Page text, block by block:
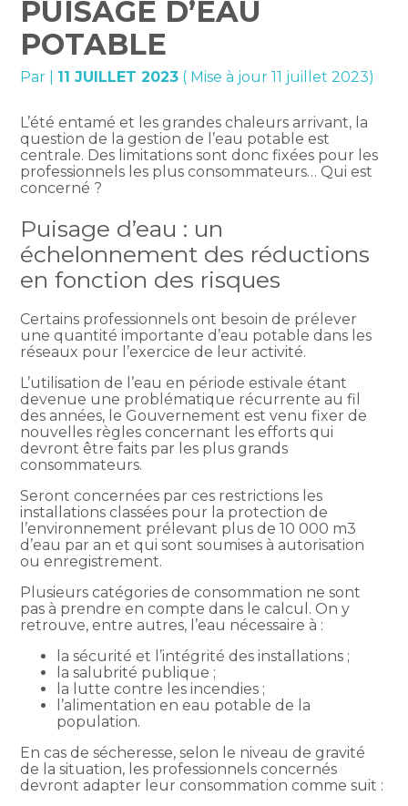
PUISAGE D’EAU
POTABLE
Par 11 JUILLET 2023 ( Mise à jour 11 juillet 2023)
L’été entamé et les grandes chaleurs arrivant, la
question de la gestion de l’eau potable est
centrale. Des limitations sont donc fixées pour les
professionnels les plus consommateurs… Qui est
concerné ?
Puisage d’eau : un
échelonnement des réductions
en fonction des risques
Certains professionnels ont besoin de prélever
une quantité importante d’eau potable dans les
réseaux pour l’exercice de leur activité.
L’utilisation de l’eau en période estivale étant
devenue une problématique récurrente au fil
des années, le Gouvernement est venu fixer de
nouvelles règles concernant les efforts qui
devront être faits par les plus grands
consommateurs.
Seront concernées par ces restrictions les
installations classées pour la protection de
l’environnement prélevant plus de 10 000 m3
d’eau par an et qui sont soumises à autorisation
ou enregistrement.
Plusieurs catégories de consommation ne sont
pas à prendre en compte dans le calcul. On y
retrouve, entre autres, l’eau nécessaire à :
la sécurité et l’intégrité des installations ;
la salubrité publique ;
la lutte contre les incendies ;
l’alimentation en eau potable de la
population.
En cas de sécheresse, selon le niveau de gravité
de la situation, les professionnels concernés
devront adapter leur consommation comme suit :